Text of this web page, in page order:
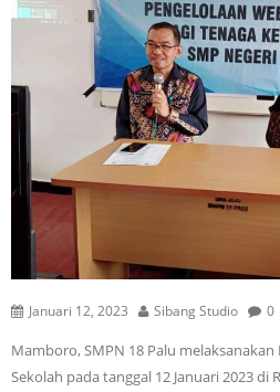
Januari 12, 2023 Sibang Studio 0
Mamboro, SMPN 18 Palu
Sekolah pada tanggal 12 Januari 2023 di